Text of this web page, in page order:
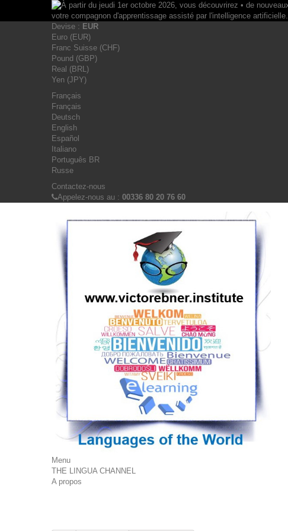
Devise : EUR
Euro (EUR)
Franc Suisse (CHF)
Pound (GBP)
Real (BRL)
Yen (JPY)
Français
Français
Deutsch
English
Español
Italiano
Português BR
Russe
Contactez-nous
Appelez-nous au : 00336 80 20 76 60
Menu
THE LINGUA CHANNEL
A propos